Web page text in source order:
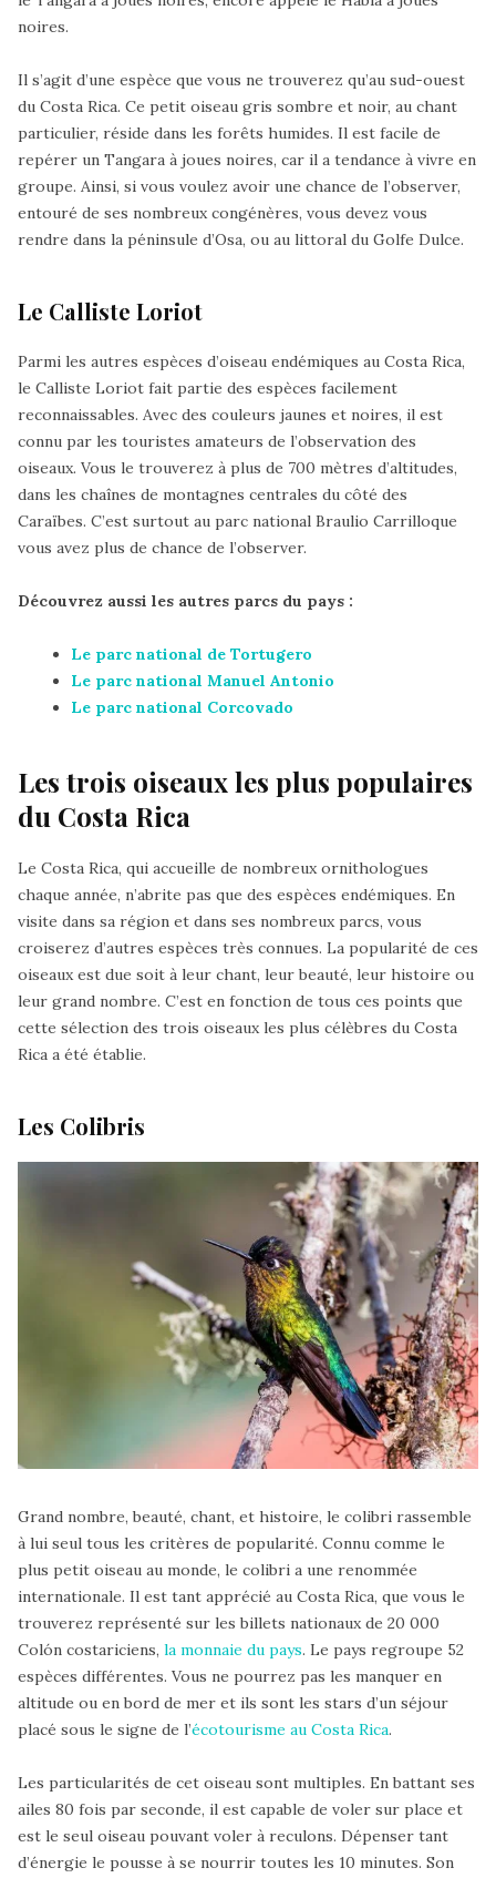
noires.
Il s’agit d’une espèce que vous ne trouverez qu’au sud-ouest
du Costa Rica. Ce petit oiseau gris sombre et noir, au chant
particulier, réside dans les forêts humides. Il est facile de
repérer un Tangara à joues noires, car il a tendance à vivre en
groupe. Ainsi, si vous voulez avoir une chance de l’observer,
entouré de ses nombreux congénères, vous devez vous
rendre dans la péninsule d’Osa, ou au littoral du Golfe Dulce.
Le Calliste Loriot
Parmi les autres espèces d’oiseau endémiques au Costa Rica,
le Calliste Loriot fait partie des espèces facilement
reconnaissables. Avec des couleurs jaunes et noires, il est
connu par les touristes amateurs de l’observation des
oiseaux. Vous le trouverez à plus de 700 mètres d’altitudes,
dans les chaînes de montagnes centrales du côté des
Caraïbes. C’est surtout au parc national Braulio Carrilloque
vous avez plus de chance de l’observer.
Découvrez aussi les autres parcs du pays :
Le parc national de Tortugero
Le parc national Manuel Antonio
Le parc national Corcovado
Les trois oiseaux les plus populaires
du Costa Rica
Le Costa Rica, qui accueille de nombreux ornithologues
chaque année, n’abrite pas que des espèces endémiques. En
visite dans sa région et dans ses nombreux parcs, vous
croiserez d’autres espèces très connues. La popularité de ces
oiseaux est due soit à leur chant, leur beauté, leur histoire ou
leur grand nombre. C’est en fonction de tous ces points que
cette sélection des trois oiseaux les plus célèbres du Costa
Rica a été établie.
Les Colibris
Grand nombre, beauté, chant, et histoire, le colibri rassemble
à lui seul tous les critères de popularité. Connu comme le
plus petit oiseau au monde, le colibri a une renommée
internationale. Il est tant apprécié au Costa Rica, que vous le
trouverez représenté sur les billets nationaux de 20 000
Colón costariciens, la monnaie du pays. Le pays regroupe 52
espèces différentes. Vous ne pourrez pas les manquer en
altitude ou en bord de mer et ils sont les stars d’un séjour
placé sous le signe de l’écotourisme au Costa Rica.
Les particularités de cet oiseau sont multiples. En battant ses
ailes 80 fois par seconde, il est capable de voler sur place et
est le seul oiseau pouvant voler à reculons. Dépenser tant
d’énergie le pousse à se nourrir toutes les 10 minutes. Son